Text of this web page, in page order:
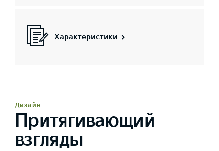
Характеристики
Дизайн
Притягивающий
взгляды